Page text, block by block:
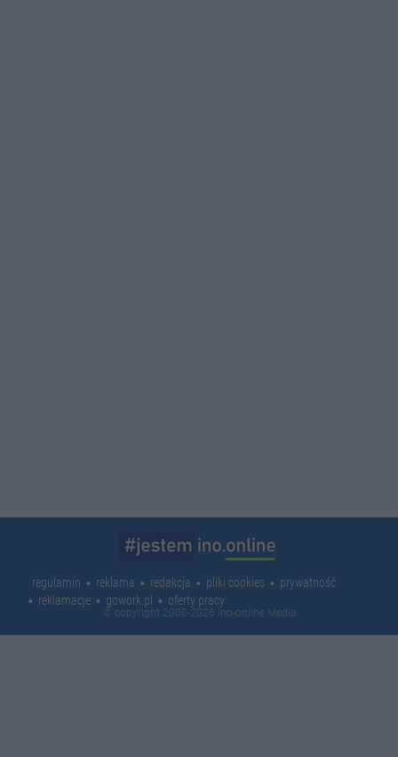
regulamin reklama redakcja pliki cookies
prywatność
reklamacje
gowork.pl oferty pracy
© copyright 2000-2026 Ino-online Media